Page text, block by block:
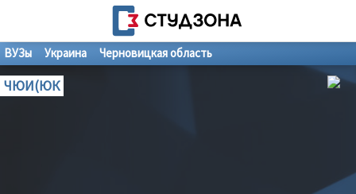
ВУЗы Украина Черновицкая область
ЧЮИ(ЮК